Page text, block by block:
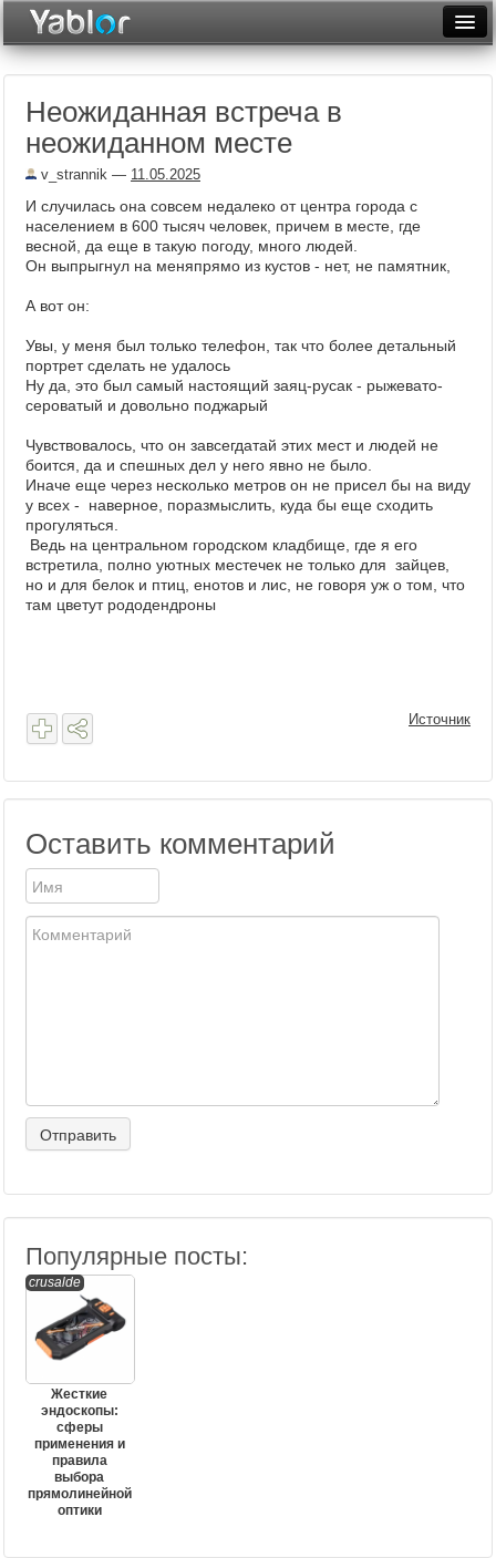
Неделя
Месяц
Архив
Неожиданная встреча в
неожиданном месте
v_strannik — 11.05.2025
И случилась она совсем недалеко от центра города с
населением в 600 тысяч человек, причем в месте, где
весной, да еще в такую погоду, много людей.
Он выпрыгнул на меняпрямо из кустов - нет, не памятник,
А вот он:
Увы, у меня был только телефон, так что более детальный
портрет сделать не удалось
Ну да, это был самый настоящий заяц-русак - рыжевато-
сероватый и довольно поджарый
Чувствовалось, что он завсегдатай этих мест и людей не
боится, да и спешных дел у него явно не было.
Иначе еще через несколько метров он не присел бы на виду
у всех - наверное, поразмыслить, куда бы еще сходить
прогуляться.
Ведь на центральном городском кладбище, где я его
встретила, полно уютных местечек не только для зайцев,
но и для белок и птиц, енотов и лис, не говоря уж о том, что
там цветут рододендроны
Источник
Оставить комментарий
Популярные посты:
crusalde
Жесткие
эндоскопы:
сферы
применения и
правила
выбора
прямолинейной
оптики